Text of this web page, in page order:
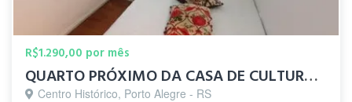
R$1.290,00 por mês
QUARTO PRÓXIMO DA CASA DE CULTURA NO CENTRO
Centro Histórico, Porto Alegre - RS